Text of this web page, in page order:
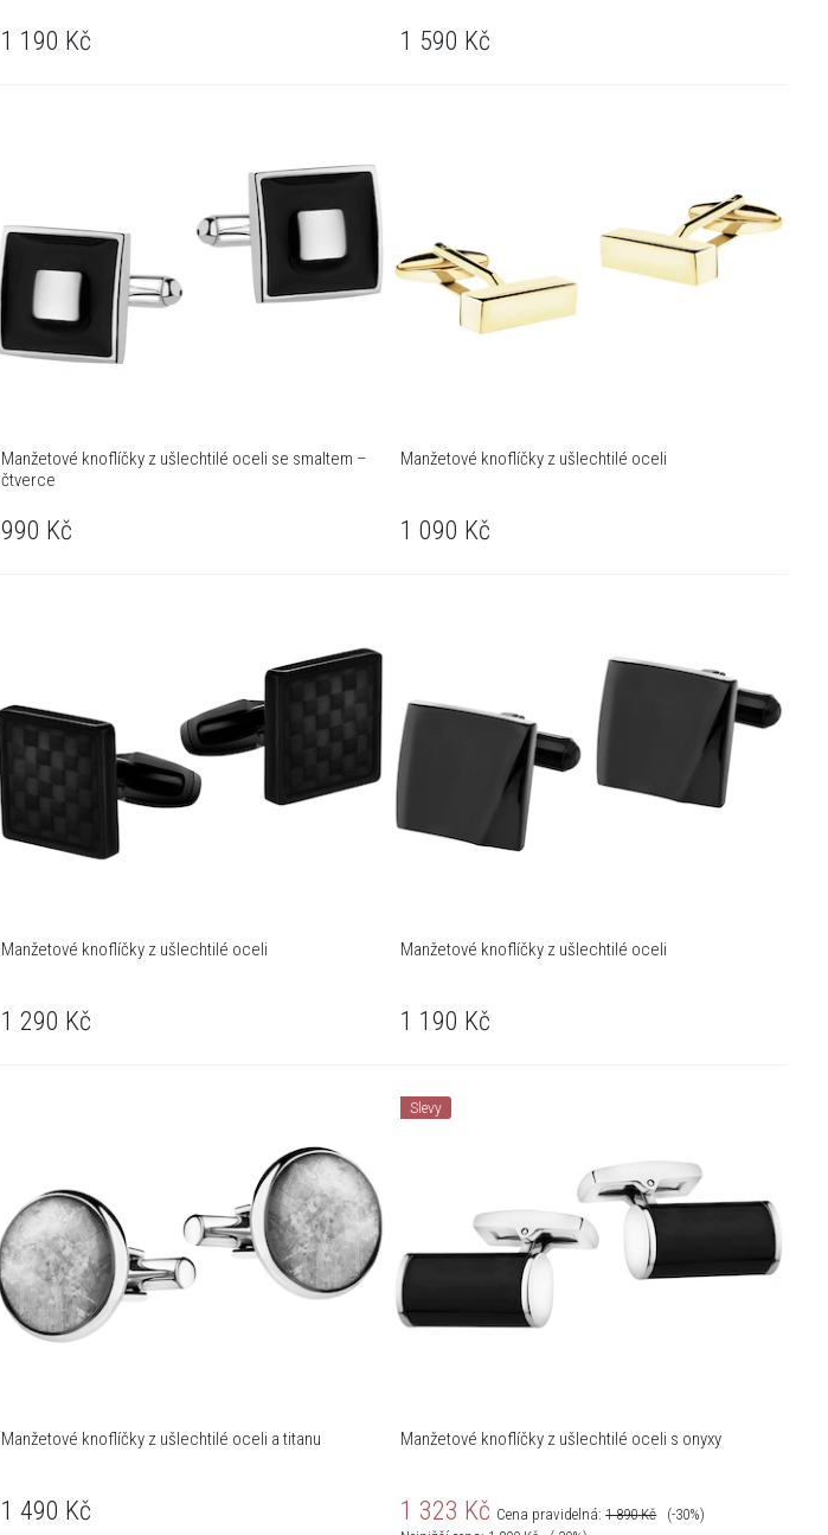
1 190 Kč 1 590 Kč
Manžetové knoflíčky z ušlechtilé oceli se smaltem –
čtverce
990 Kč
Manžetové knoflíčky z ušlechtilé oceli
1 090 Kč
Manžetové knoflíčky z ušlechtilé oceli
1 290 Kč
Manžetové knoflíčky z ušlechtilé oceli
1 190 Kč
Manžetové knoflíčky z ušlechtilé oceli a titanu
1 490 Kč
Slevy
Manžetové knoflíčky z ušlechtilé oceli s onyxy
1 323 Kč Cena pravidelná:1 890 Kč
(-30%)